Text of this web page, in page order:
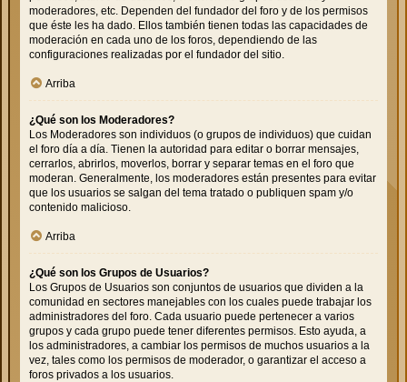
moderadores, etc. Dependen del fundador del foro y de los permisos
que éste les ha dado. Ellos también tienen todas las capacidades de
moderación en cada uno de los foros, dependiendo de las
configuraciones realizadas por el fundador del sitio.
Arriba
¿Qué son los Moderadores?
Los Moderadores son individuos (o grupos de individuos) que cuidan
el foro día a día. Tienen la autoridad para editar o borrar mensajes,
cerrarlos, abrirlos, moverlos, borrar y separar temas en el foro que
moderan. Generalmente, los moderadores están presentes para evitar
que los usuarios se salgan del tema tratado o publiquen spam y/o
contenido malicioso.
Arriba
¿Qué son los Grupos de Usuarios?
Los Grupos de Usuarios son conjuntos de usuarios que dividen a la
comunidad en sectores manejables con los cuales puede trabajar los
administradores del foro. Cada usuario puede pertenecer a varios
grupos y cada grupo puede tener diferentes permisos. Esto ayuda, a
los administradores, a cambiar los permisos de muchos usuarios a la
vez, tales como los permisos de moderador, o garantizar el acceso a
foros privados a los usuarios.